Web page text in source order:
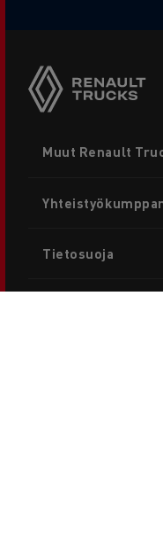
menu
Muut Renault
Tietosuoja